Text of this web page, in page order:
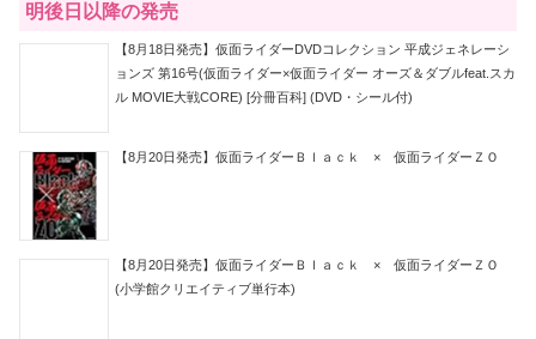
明後日以降の発売
【8月18日発売】仮面ライダーDVDコレクション 平成ジェネレーシ
ョンズ 第16号(仮面ライダー×仮面ライダー オーズ＆ダブルfeat.スカ
ル MOVIE大戦CORE) [分冊百科] (DVD・シール付)
【8月20日発売】仮面ライダーＢｌａｃｋ × 仮面ライダーＺＯ
【8月20日発売】仮面ライダーＢｌａｃｋ × 仮面ライダーＺＯ
(小学館クリエイティブ単行本)